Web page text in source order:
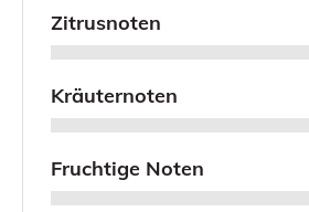
Zitrusnoten
Kräuternoten
Fruchtige Noten